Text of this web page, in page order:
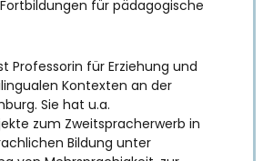
für pädagogische
Professorin für Erziehung und
Kontexten an der
Sie hat u.a.
zum Zweitspracherwerb in
Bildung unter